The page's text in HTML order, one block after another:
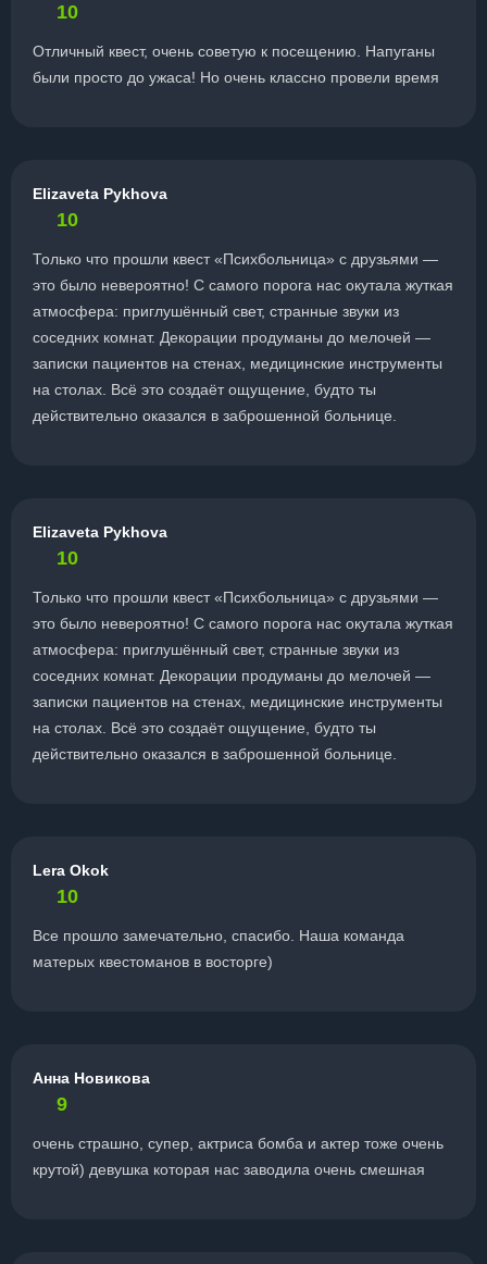
10
Отличный квест, очень советую к посещению. Напуганы
были просто до ужаса! Но очень классно провели время
Elizaveta Pykhova
10
Только что прошли квест «Психбольница» с друзьями —
это было невероятно! С самого порога нас окутала жуткая
атмосфера: приглушённый свет, странные звуки из
соседних комнат. Декорации продуманы до мелочей —
записки пациентов на стенах, медицинские инструменты
на столах. Всё это создаёт ощущение, будто ты
действительно оказался в заброшенной больнице.
Elizaveta Pykhova
10
Только что прошли квест «Психбольница» с друзьями —
это было невероятно! С самого порога нас окутала жуткая
атмосфера: приглушённый свет, странные звуки из
соседних комнат. Декорации продуманы до мелочей —
записки пациентов на стенах, медицинские инструменты
на столах. Всё это создаёт ощущение, будто ты
действительно оказался в заброшенной больнице.
Lera Okok
10
Все прошло замечательно, спасибо. Наша команда
матерых квестоманов в восторге)
Анна Новикова
9
очень страшно, супер, актриса бомба и актер тоже очень
крутой) девушка которая нас заводила очень смешная